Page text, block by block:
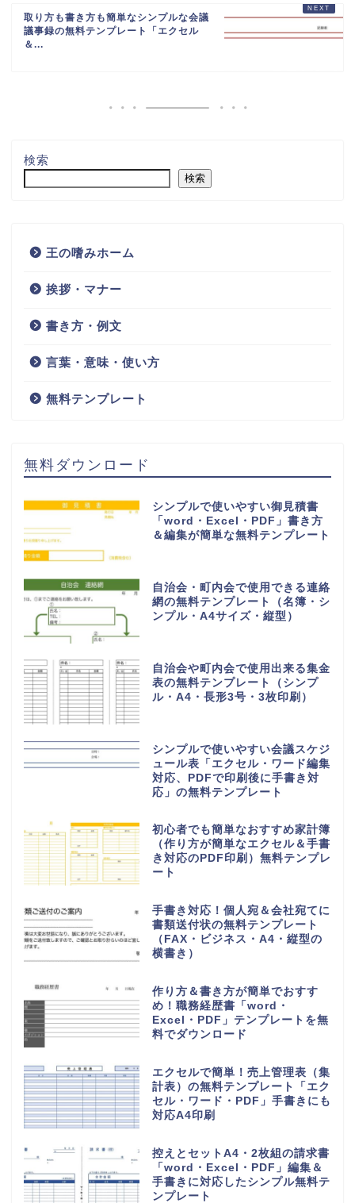
取り方も書き方も簡単なシンプルな会議
議事録の無料テンプレート「エクセル
＆...
検索
検索
王の嗜みホーム
挨拶・マナー
書き方・例文
言葉・意味・使い方
無料テンプレート
無料ダウンロード
シンプルで使いやすい御見積書
「word・Excel・PDF」書き方
＆編集が簡単な無料テンプレート
自治会・町内会で使用できる連絡
網の無料テンプレート（名簿・シ
ンプル・A4サイズ・縦型）
自治会や町内会で使用出来る集金
表の無料テンプレート（シンプ
ル・A4・長形3号・3枚印刷）
シンプルで使いやすい会議スケジ
ュール表「エクセル・ワード編集
対応、PDFで印刷後に手書き対
応」の無料テンプレート
初心者でも簡単なおすすめ家計簿
（作り方が簡単なエクセル＆手書
き対応のPDF印刷）無料テンプレ
ート
手書き対応！個人宛＆会社宛てに
書類送付状の無料テンプレート
（FAX・ビジネス・A4・縦型の
横書き）
作り方＆書き方が簡単でおすす
め！職務経歴書「word・
Excel・PDF」テンプレートを無
料でダウンロード
エクセルで簡単！売上管理表（集
計表）の無料テンプレート「エク
セル・ワード・PDF」手書きにも
対応A4印刷
控えとセットA4・2枚組の請求書
「word・Excel・PDF」編集＆
手書きに対応したシンプル無料テ
ンプレート